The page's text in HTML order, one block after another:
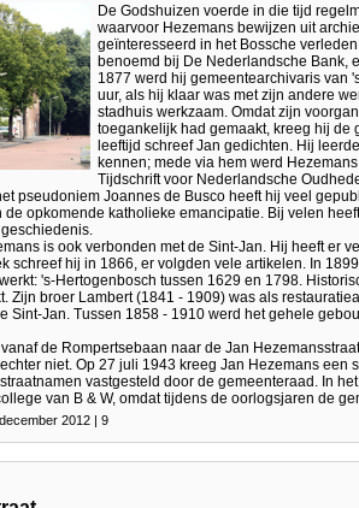
De Godshuizen voerde in die tijd
waarvoor Hezemans bewijzen uit
geïnteresseerd in het Bossche
benoemd bij De Nederlandsche Bank,
1877 werd hij gemeentearchivaris van
uur, als hij klaar was met zijn andere
stadhuis werkzaam. Omdat zijn
toegankelijk had gemaakt, kreeg hij de
leeftijd schreef Jan gedichten. Hij
kennen; mede via hem werd
Tijdschrift voor Nederlandsche
pseudoniem Joannes de Busco heeft hij veel
opkomende katholieke emancipatie. Bij velen
is ook verbonden met de Sint-Jan. Hij heeft er
schreef hij in 1866, er volgden vele artikelen. In
's-Hertogenbosch tussen 1629 en 1798.
Zijn broer Lambert (1841 - 1909) was als
Sint-Jan. Tussen 1858 - 1910 werd het gehele
de Rompertsebaan naar de Jan
niet. Op 27 juli 1943 kreeg Jan Hezemans een
vastgesteld door de gemeenteraad. In
van B & W, omdat tijdens de oorlogsjaren de
2012 | 9